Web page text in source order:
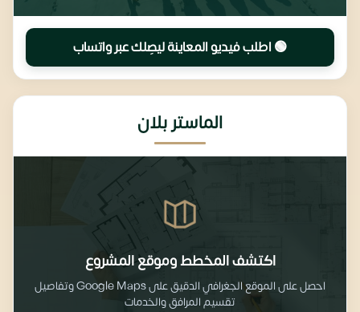
🟢 اطلب فيديو المعاينة ليصِلك عبر واتساب
الماستر بلان
اكتشف المخطط وموقع المشروع
احصل على الموقع الجغرافي الدقيق على Google Maps وتفاصيل
تقسيم المرافق والخدمات